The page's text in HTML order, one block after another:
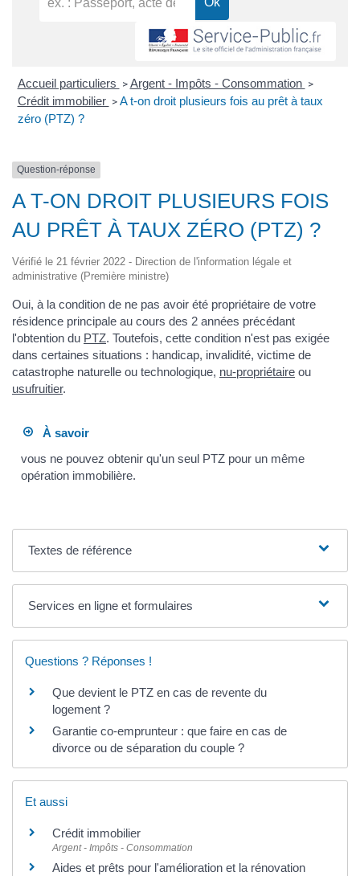
Accueil particuliers > Argent - Impôts - Consommation >
Crédit immobilier > A t-on droit plusieurs fois au prêt à taux
zéro (PTZ) ?
Question-réponse
A T-ON DROIT PLUSIEURS FOIS
AU PRÊT À TAUX ZÉRO (PTZ) ?
Vérifié le 21 février 2022 - Direction de l'information légale et
administrative (Première ministre)
Oui, à la condition de ne pas avoir été propriétaire de votre
résidence principale au cours des 2 années précédant
l'obtention du PTZ. Toutefois, cette condition n'est pas exigée
dans certaines situations : handicap, invalidité, victime de
catastrophe naturelle ou technologique, nu-propriétaire ou
usufruitier.
À savoir
vous ne pouvez obtenir qu'un seul PTZ pour un même
opération immobilière.
Textes de référence
Services en ligne et formulaires
Questions ? Réponses !
Que devient le PTZ en cas de revente du
logement ?
Garantie co-emprunteur : que faire en cas de
divorce ou de séparation du couple ?
Et aussi
Crédit immobilier
Argent - Impôts - Consommation
Aides et prêts pour l'amélioration et la rénovation